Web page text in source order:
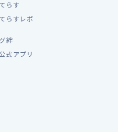
らす
らすレポ
絆
式アプリ